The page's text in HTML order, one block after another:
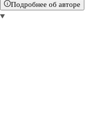
Подробнее об авторе